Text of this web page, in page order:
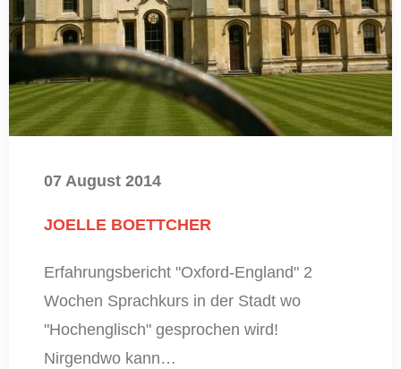
07 August 2014
JOELLE BOETTCHER
Erfahrungsbericht "Oxford-England" 2
Wochen Sprachkurs in der Stadt wo
"Hochenglisch" gesprochen wird!
Nirgendwo kann…